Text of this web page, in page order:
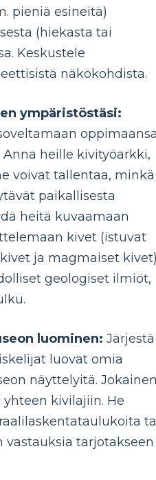
pieniä esineitä)
(hiekasta tai
Keskustele
näkökohdista.
ympäristöstäsi:
heille kivityöarkki,
voivat tallentaa, minkä
paikallisesta
heitä kuvaamaan
kivet (istuvat
ja magmaiset
geologiset ilmiöt,
luominen: Järjestä
luovat omia
näyttelyitä.
kivilajiin. He
tarjotakseen